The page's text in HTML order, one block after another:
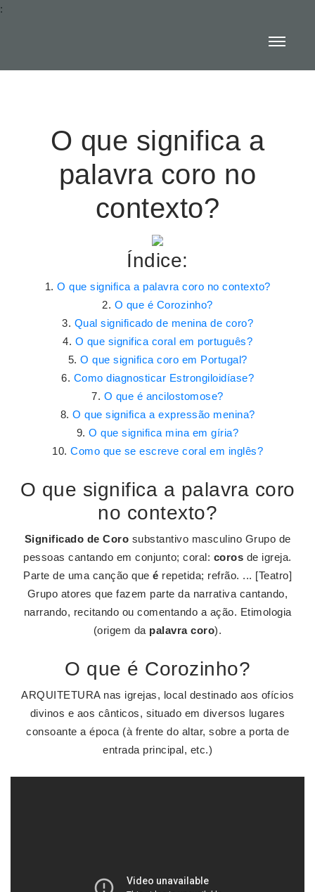
:
O que significa a
palavra coro no
contexto?
Índice:
O que significa a palavra coro no contexto?
O que é Corozinho?
Qual significado de menina de coro?
O que significa coral em português?
O que significa coro em Portugal?
Como diagnosticar Estrongiloidíase?
O que é ancilostomose?
O que significa a expressão menina?
O que significa mina em gíria?
Como que se escreve coral em inglês?
O que significa a palavra coro
no contexto?
Significado de Coro substantivo masculino Grupo de
pessoas cantando em conjunto; coral: coros de igreja.
Parte de uma canção que é repetida; refrão. ... [Teatro]
Grupo atores que fazem parte da narrativa cantando,
narrando, recitando ou comentando a ação. Etimologia
(origem da palavra coro).
O que é Corozinho?
ARQUITETURA nas igrejas, local destinado aos ofícios
divinos e aos cânticos, situado em diversos lugares
consoante a época (à frente do altar, sobre a porta de
entrada principal, etc.)